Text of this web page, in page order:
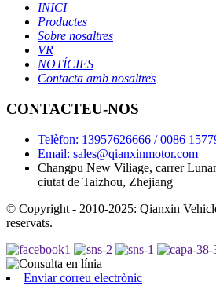
INICI
Productes
Sobre nosaltres
VR
NOTÍCIES
Contacta amb nosaltres
CONTACTEU-NOS
Telèfon: 13957626666 / 0086
Email: sales@qianxinmotor.com
Changpu New Viliage, carrer
ciutat de Taizhou, Zhejiang
© Copyright - 2010-2025: Qianxin
reservats.
Enviar correu electrònic